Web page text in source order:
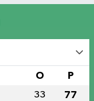
O P
33 77